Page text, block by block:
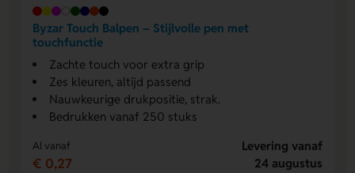
Byzar Touch Balpen – Stijlvolle pen met
touchfunctie
Zachte touch voor extra grip
Zes kleuren, altijd passend
Nauwkeurige drukpositie, strak.
Bedrukken vanaf 250 stuks
Al vanaf
€ 0,27
Levering vanaf
24 augustus